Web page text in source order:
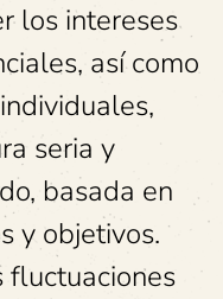
los intereses
así como
seria y
basada en
y objetivos.
fluctuaciones